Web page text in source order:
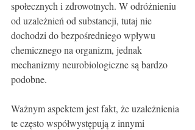
społecznych i zdrowotnych. W odróżnieniu
od uzależnień od substancji, tutaj nie
dochodzi do bezpośredniego wpływu
chemicznego na organizm, jednak
mechanizmy neurobiologiczne są bardzo
podobne.
Ważnym aspektem jest fakt, że uzależnienia
te często współwystępują z innymi